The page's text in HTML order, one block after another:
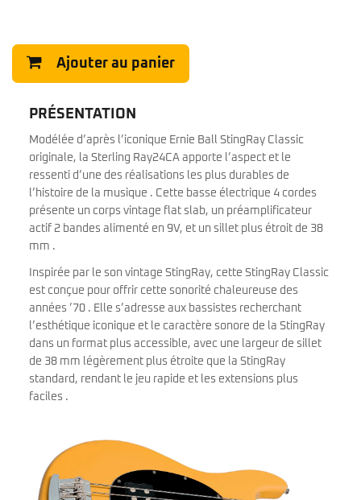
Ajouter au panier
PRÉSENTATION
Modélée d’après l’iconique Ernie Ball StingRay Classic
originale, la Sterling Ray24CA apporte l’aspect et le
ressenti d’une des réalisations les plus durables de
l’histoire de la musique . Cette basse électrique 4 cordes
présente un corps vintage flat slab, un préamplificateur
actif 2 bandes alimenté en 9V, et un sillet plus étroit de 38
mm .
Inspirée par le son vintage StingRay, cette StingRay Classic
est conçue pour offrir cette sonorité chaleureuse des
années ’70 . Elle s’adresse aux bassistes recherchant
l’esthétique iconique et le caractère sonore de la StingRay
dans un format plus accessible, avec une largeur de sillet
de 38 mm légèrement plus étroite que la StingRay
standard, rendant le jeu rapide et les extensions plus
faciles .